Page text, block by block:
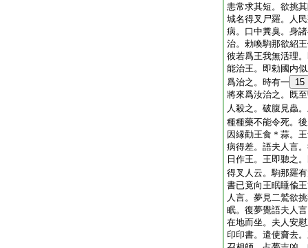
恚常求其短。欲挑
城名得叉尸羅。人
病。口中糞臭。身
治。勅喚駒那欲紹
彼若爲王我無活理
能治王。即勅國内
爲治之。時有一 15
將來爲汝治之。既
人殺之。破腹見蟲
種種藥不能令死。
因縁勸王食＊蒜。
病得差。語夫人言
日作王。王即聽之
得叉人云。駒那羅
書已竟向王眠睡偸
人言。夢見二鷲欲
眠。復夢覺語夫人
在地而坐。夫人安
印印書。遣使齎去